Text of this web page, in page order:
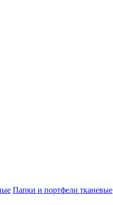
Папки и портфели тканевые